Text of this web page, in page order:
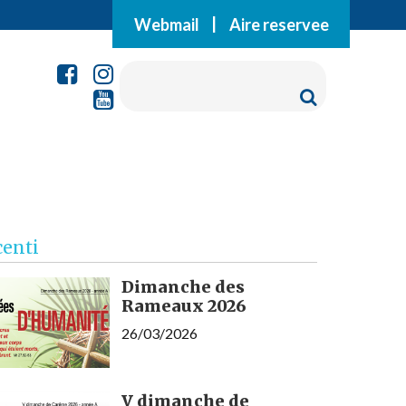
Webmail Aire reservee
Dimanche des
Rameaux 2026
26/03/2026
V dimanche de